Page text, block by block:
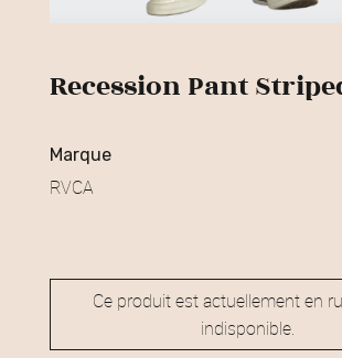
Recession Pant
marque
RVCA
Ce produit est actuellement en
indisponible.